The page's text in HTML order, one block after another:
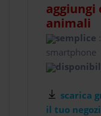
aggiungi
animali
semplice
smartphone
scarica
il tuo